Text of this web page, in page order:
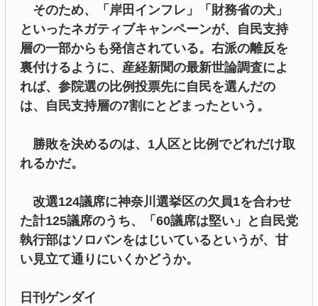
そのため、「岸田インフレ」「財務省の犬」
といったネガティブキャンペーンが、自民支持
層の一部からも発信されている。右派の離反を
裏付けるように、産経新聞の最新世論調査によ
れば、参院選の比例投票先に自民を選んだの
は、自民支持層の7割にとどまったという。
勝敗を決めるのは、1人区と比例でどれだけ取
れるかだ。
改選124議席に神奈川選挙区の欠員1を合わせ
た計125議席のうち、「60議席は堅い」と自民党
執行部はソロバンをはじいているというが、甘
い見立て通りにいくかどうか。
日刊ゲンダイ